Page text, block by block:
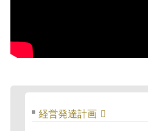
経営発達計画